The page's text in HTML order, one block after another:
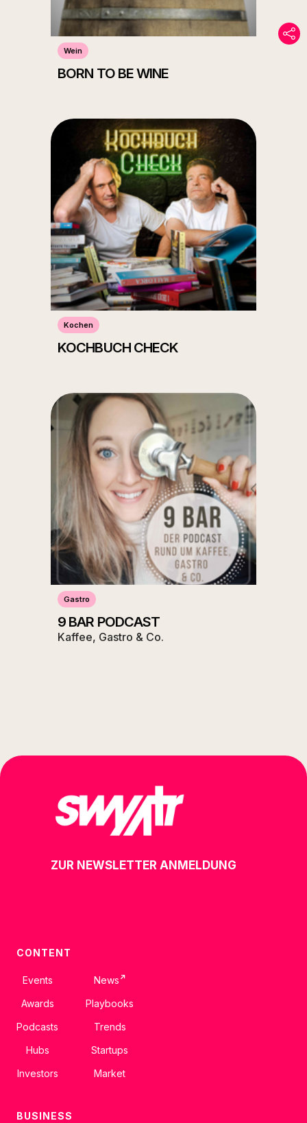
Wein
BORN TO BE WINE
Kochen
KOCHBUCH CHECK
Gastro
9 BAR PODCAST
Kaffee, Gastro & Co.
ZUR NEWSLETTER ANMELDUNG
CONTENT
Events
Awards
Podcasts
Hubs
Investors
News ↗
Playbooks
Trends
Startups
Market
BUSINESS